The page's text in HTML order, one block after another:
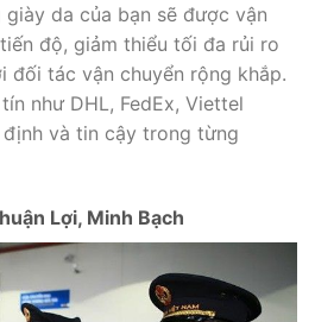
da của bạn sẽ được vận
độ, giảm thiểu tối đa rủi ro
đối tác vận chuyển rộng khắp.
như DHL, FedEx, Viettel
và tin cậy trong từng
Lợi, Minh Bạch